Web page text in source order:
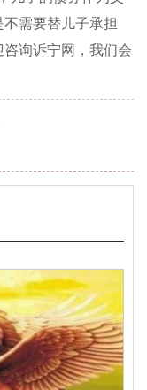
需要替儿子承担
询诉宁网，我们会